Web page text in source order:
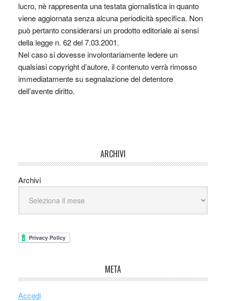
lucro, nè rappresenta una testata giornalistica in quanto
viene aggiornata senza alcuna periodicità specifica. Non
può pertanto considerarsi un prodotto editoriale ai sensi
della legge n. 62 del 7.03.2001.
Nel caso si dovesse involontariamente ledere un
qualsiasi copyright d’autore, il contenuto verrà rimosso
immediatamente su segnalazione del detentore
dell’avente diritto.
ARCHIVI
Archivi
META
Accedi